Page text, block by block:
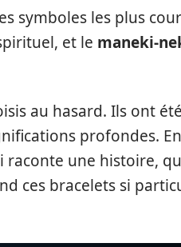
symboles les plus
et le maneki-
au hasard. Ils ont
profondes.
une histoire,
ces bracelets si